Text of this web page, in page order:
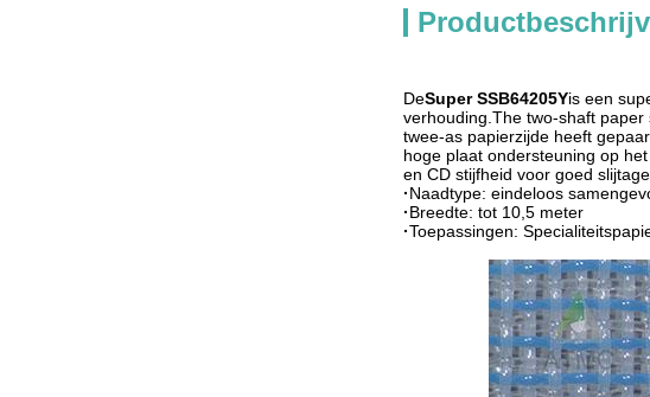
DeSuper SSB64205Yis een
verhouding.The two-shaft
twee-as papierzijde heeft
hoge plaat ondersteuning op
en CD stijfheid voor goed
·Naadtype: eindeloos
·Breedte: tot 10,5 meter
·Toepassingen: